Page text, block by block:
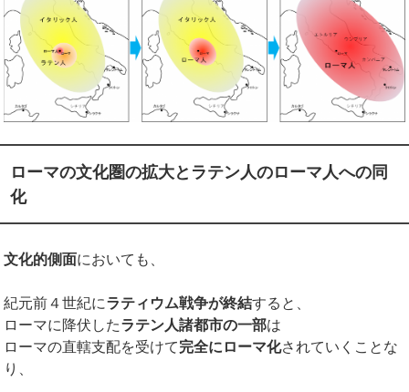
ローマの文化圏の拡大とラテン人のローマ人への同
化
文化的側面においても、
紀元前４世紀にラティウム戦争が終結すると、
ローマに降伏したラテン人諸都市の一部は
ローマの直轄支配を受けて完全にローマ化されていくことな
り、